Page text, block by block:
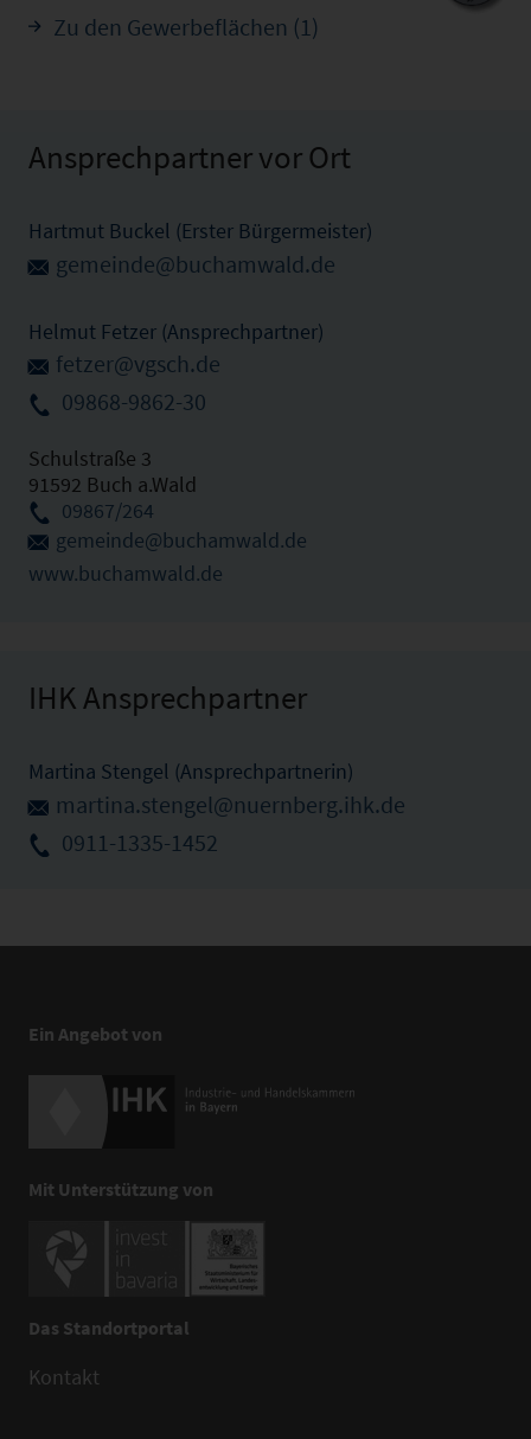
Zu den Gewerbeflächen (1)
Ansprechpartner vor Ort
Hartmut Buckel (Erster Bürgermeister)
gemeinde@buchamwald.de
Helmut Fetzer (Ansprechpartner)
fetzer@vgsch.de
09868-9862-30
Schulstraße 3
91592 Buch a.Wald
09867/264
gemeinde@buchamwald.de
www.buchamwald.de
IHK Ansprechpartner
Martina Stengel (Ansprechpartnerin)
martina.stengel@nuernberg.ihk.de
0911-1335-1452
Ein Angebot von
Mit Unterstützung von
Das Standortportal
Kontakt